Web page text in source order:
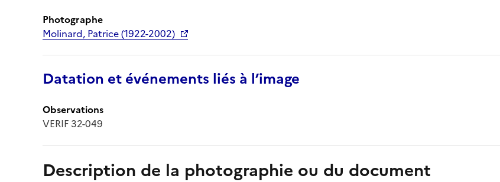
Photographe
Molinard, Patrice (1922-2002)
Datation et événements liés à l’image
Observations
VERIF 32-049
Description de la photographie ou du document